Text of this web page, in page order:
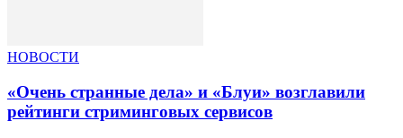
НОВОСТИ
«Очень странные дела» и «Блуи» возглавили
рейтинги стриминговых сервисов